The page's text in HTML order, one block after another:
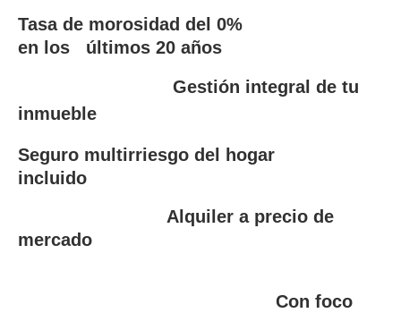
Tasa de morosidad del 0%
en los últimos 20 años
Gestión integral de tu
inmueble
Seguro multirriesgo del hogar
incluido
Alquiler a precio de
mercado
Con foco